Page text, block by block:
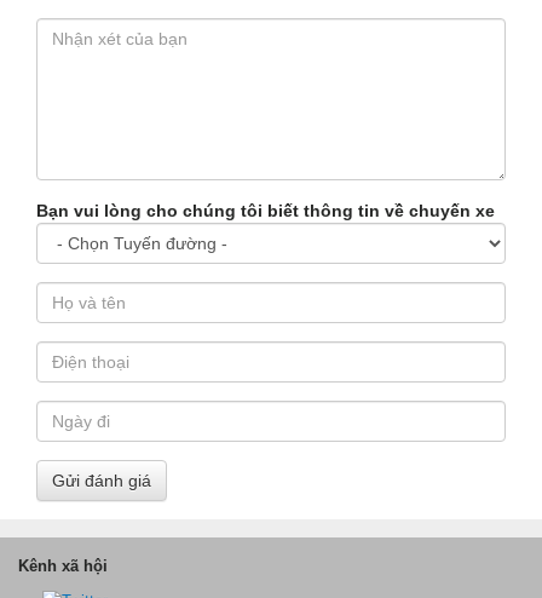
Bạn vui lòng cho chúng tôi biết thông tin về chuyến xe
Gửi đánh giá
Kênh xã hội